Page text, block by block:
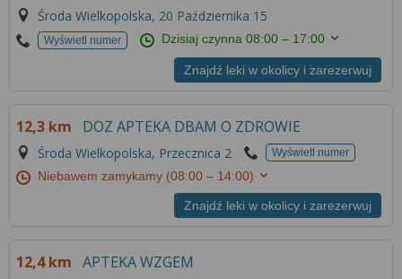
Środa Wielkopolska, 20 Października 15
Wyświetl numer Dzisiaj czynna08:00 – 17:00
Znajdź leki w okolicy i zarezerwuj
12,3 km DOZ APTEKA DBAM O ZDROWIE
Środa Wielkopolska, Przecznica 2 Wyświetl numer
Niebawem zamykamy (08:00 – 14:00)
Znajdź leki w okolicy i zarezerwuj
12,4 km APTEKA WZGEM